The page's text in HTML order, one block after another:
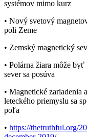
systémov mimo kurz
• Nový svetový
poli Zeme
• Zemský magnetický
• Polárna žiara môže
sever sa posúva
• Magnetické zariadenia
leteckého priemyslu sa
poľa
• https://thetruthful.org/